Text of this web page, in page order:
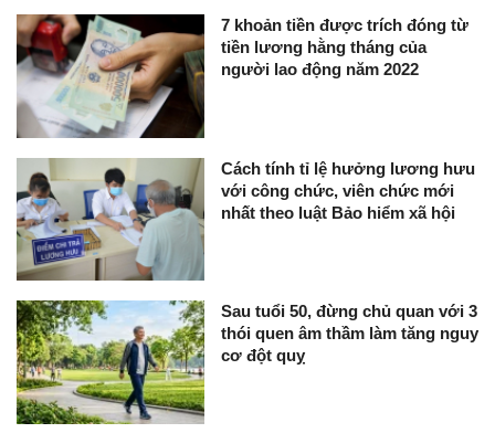
7 khoản tiền được trích đóng từ
tiền lương hằng tháng của
người lao động năm 2022
Cách tính tỉ lệ hưởng lương hưu
với công chức, viên chức mới
nhất theo luật Bảo hiểm xã hội
Sau tuổi 50, đừng chủ quan với 3
thói quen âm thầm làm tăng nguy
cơ đột quỵ